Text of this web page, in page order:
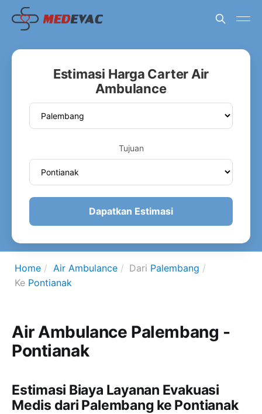
Estimasi Harga Carter Air
Ambulance
Tujuan
Dapatkan Estimasi
Home Air Ambulance Dari Palembang
Ke Pontianak
Air Ambulance Palembang -
Pontianak
Estimasi Biaya Layanan Evakuasi
Medis dari Palembang ke Pontianak